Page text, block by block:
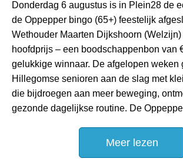
Donderdag 6 augustus is in Plein28 de
de Oppepper bingo (65+) feestelijk
Wethouder Maarten Dijkshoorn
hoofdprijs – een boodschappenbon van
gelukkige winnaar. De afgelopen weken
Hillegomse senioren aan de slag met
die bijdroegen aan meer beweging,
gezonde dagelijkse routine. De
Meer lezen